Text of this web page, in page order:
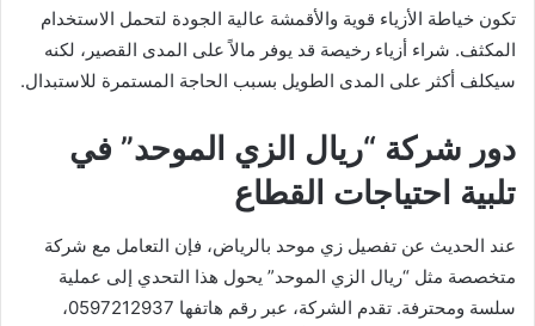
تكون خياطة الأزياء قوية والأقمشة عالية الجودة لتحمل الاستخدام
المكثف. شراء أزياء رخيصة قد يوفر مالاً على المدى القصير، لكنه
سيكلف أكثر على المدى الطويل بسبب الحاجة المستمرة للاستبدال.
دور شركة “ريال الزي الموحد” في
تلبية احتياجات القطاع
عند الحديث عن تفصيل زي موحد بالرياض، فإن التعامل مع شركة
متخصصة مثل “ريال الزي الموحد” يحول هذا التحدي إلى عملية
سلسة ومحترفة. تقدم الشركة، عبر رقم هاتفها 0597212937،